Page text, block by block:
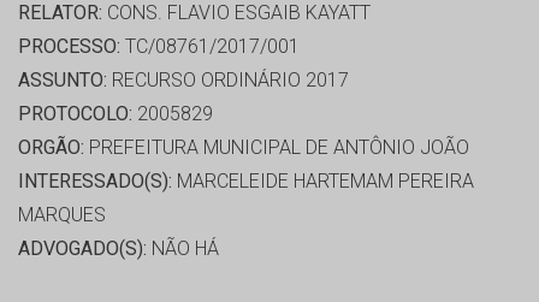
RELATOR: CONS. FLAVIO ESGAIB KAYATT
PROCESSO: TC/08761/2017/001
ASSUNTO: RECURSO ORDINÁRIO 2017
PROTOCOLO: 2005829
ORGÃO: PREFEITURA MUNICIPAL DE ANTÔNIO JOÃO
INTERESSADO(S): MARCELEIDE HARTEMAM PEREIRA
MARQUES
ADVOGADO(S): NÃO HÁ